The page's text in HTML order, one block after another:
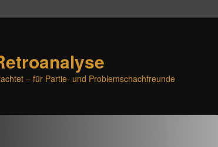
– für Partie- und Problemschachfreunde